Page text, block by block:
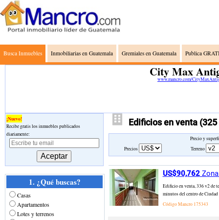
Busca Inmuebles Inmobiliarias en Guatemala Gremiales en Guatemala Publica
City Max
www.mancro.com/
Edificios en venta
Precio y
Precios
Terreno
US$90,762Zona
Edificio en venta, 336 v2 de
minutos del centro de
Código Mancro 175343
¡Nuevo!
Recibe gratis los inmuebles publicados
diariamente:
1. ¿Qué buscas?
Casas
Apartamentos
Lotes y terrenos